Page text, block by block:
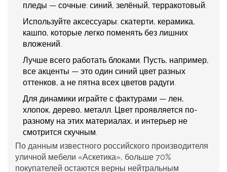
пледы — сочные: синий, зелёный, терракотовый.
Используйте аксессуары: скатерти, керамика,
кашпо, которые легко поменять без лишних
вложений.
Лучше всего работать блоками. Пусть, например,
все акценты — это один синий цвет разных
оттенков, а не пятна всех цветов радуги.
Для динамики играйте с фактурами — лен,
хлопок, дерево, металл. Цвет проявляется по-
разному на этих материалах, и интерьер не
смотрится скучным.
По данным известного российского производителя
уличной мебели «Аскетика», больше 70%
покупателей остаются верны нейтральным